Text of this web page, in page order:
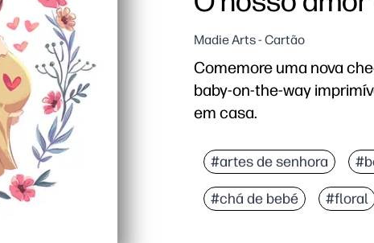
Madie Arts - Cartão
Comemore uma nova
baby-on-the-way
em casa.
Imprima, dobre e
A frente sem texto
Ótimo para chás de
#artes de senhora
#chá de bebé #floral